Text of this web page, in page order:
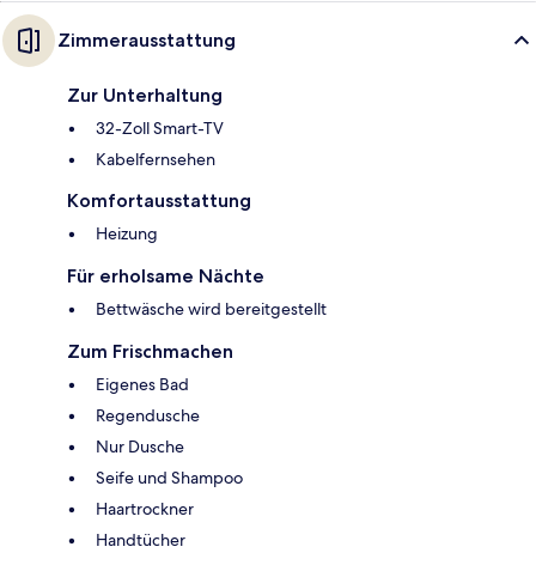
Zimmerausstattung
Zur Unterhaltung
32-Zoll Smart-TV
Kabelfernsehen
Komfortausstattung
Heizung
Für erholsame Nächte
Bettwäsche wird bereitgestellt
Zum Frischmachen
Eigenes Bad
Regendusche
Nur Dusche
Seife und Shampoo
Haartrockner
Handtücher